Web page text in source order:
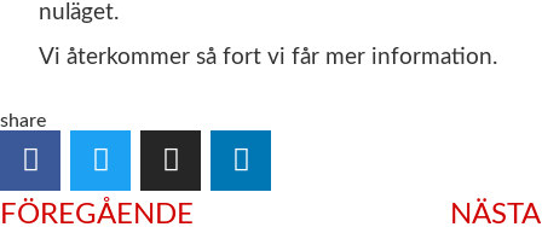
nuläget.
Vi återkommer så fort vi får mer information.
share
FÖREGÅENDE NÄSTA